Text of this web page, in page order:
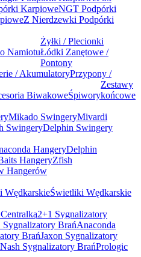
KarpioweNGT Podpórki
Z Nierdzewki Podpórki
Namiotu
/ Akumulatory
BiwakoweŚpiwory
Mikado SwingeryMivardi
SwingeryDelphin Swingery
HangeryDelphin
HangeryZfish
Hangerów
WędkarskieŚwietliki Wędkarskie
2+1 Sygnalizatory
Sygnalizatory BrańAnaconda
BrańJaxon Sygnalizatory
Nash Sygnalizatory BrańPrologic
Żyłki / Plecionki
Łódki Zanętowe /
Pontony
Przypony /
Zestawy
końcowe